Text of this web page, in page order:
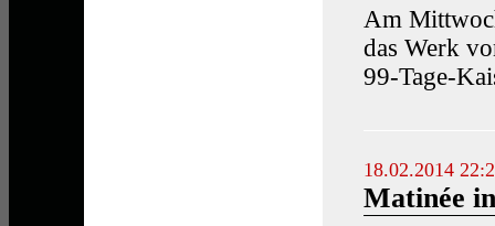
Am
das Werk
99-Tage-
18.02.2014
Matinée